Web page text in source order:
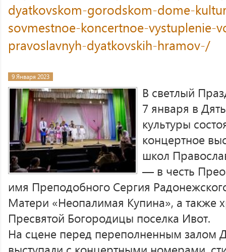
dyatkovskom-gorodskom-dome-
sovmestnoe-koncertnoe-vystuplenie-
pravoslavnyh-dyatkovskih-hramov-/
9 Января 2023
В светлый
7 января в
культуры
концертное
школ
— в честь
имя Преподобного Сергия
Матери «Неопалимая Купина», а также
Пресвятой Богородицы поселка Ивот.
На сцене перед переполненным залом